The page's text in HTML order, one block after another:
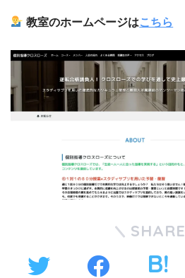
教室のホームページはこちら
SHARE